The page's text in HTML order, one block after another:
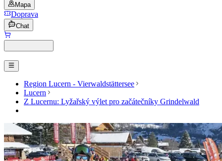
Mapa
Doprava
Chat
Region Lucern - Vierwaldstättersee
Lucern
Z Lucernu: Lyžařský výlet pro začátečníky Grindelwald